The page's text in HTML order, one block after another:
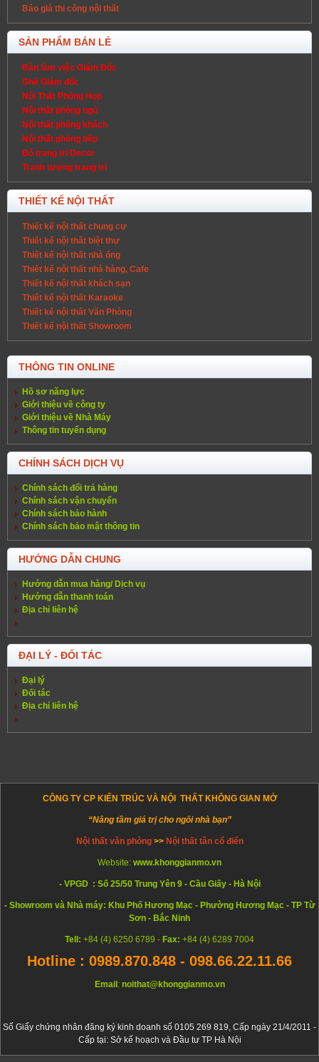
Báo giá thi công nội thất
SẢN PHẨM BÁN LẺ
Bàn làm việc Giám Đốc
Ghế Giám đốc
Nội Thất Phòng Họp
Nội thất phòng ngủ
Nội thất phòng khách
Nội thất phòng bếp
Đồ trang trí Decor
Tranh tượng trang trí
THIẾT KẾ NỘI THẤT
Thiết kế nội thất chung cư
Thiết kế nội thất biệt thự
Thiết kế nội thất nhà ống
Thiết kế nội thất nhà hàng, Cafe
Thiết kế nội thất khách sạn
Thiết kế nội thất Karaoke
Thiết kế nội thất Văn Phòng
Thiết kế nội thất Showroom
THÔNG TIN ONLINE
Hồ sơ năng lực
Giới thiệu về công ty
Giới thiệu về Nhà Máy
Thông tin tuyển dụng
CHÍNH SÁCH DỊCH VỤ
Chính sách đổi trả hàng
Chính sách vận chuyển
Chính sách bảo hành
Chính sách bảo mật thông tin
HƯỚNG DẪN CHUNG
Hướng dẫn mua hàng/ Dịch vụ
Hướng dẫn thanh toán
Địa chỉ liên hệ
ĐẠI LÝ - ĐỐI TÁC
Đại lý
Đối tác
Địa chỉ liên hệ
CÔNG TY CP KIẾN TRÚC VÀ NỘI THẤT KHÔNG GIAN MỞ
“Nâng tầm giá trị cho ngôi nhà bạn”
Nội thất văn phòng >> Nội thất tân cổ điển
Website: www.khonggianmo.vn
- VPGD : Số 25/50 Trung Yên 9 - Cầu Giấy - Hà Nội
- Showroom và Nhà máy: Khu Phố Hương Mạc - Phường Hương Mạc - TP Từ
Sơn - Bắc Ninh
Tell: +84 (4) 6250 6789 - Fax: +84 (4) 6289 7004
Hotline : 0989.870.848 - 098.66.22.11.66
Email: noithat@khonggianmo.vn
Số Giấy chứng nhân đăng ký kinh doanh số 0105 269 819, Cấp ngày 21/4/2011 -
Cấp tại: Sở kế hoạch và Đầu tư TP Hà Nội